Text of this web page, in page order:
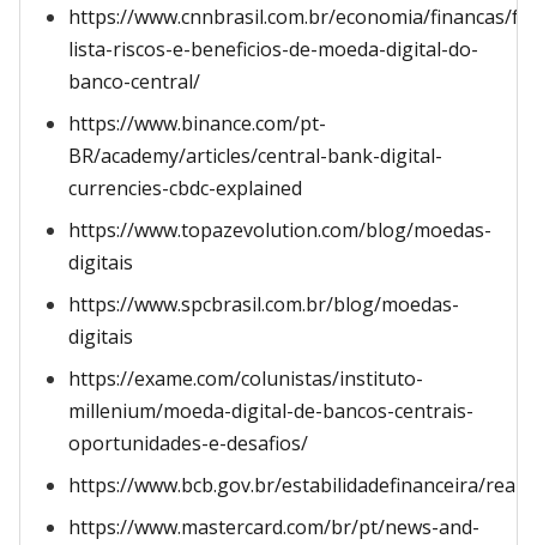
https://www.cnnbrasil.com.br/economia/financas/
lista-riscos-e-beneficios-de-moeda-digital-do-
banco-central/
https://www.binance.com/pt-
BR/academy/articles/central-bank-digital-
currencies-cbdc-explained
https://www.topazevolution.com/blog/moedas-
digitais
https://www.spcbrasil.com.br/blog/moedas-
digitais
https://exame.com/colunistas/instituto-
millenium/moeda-digital-de-bancos-centrais-
oportunidades-e-desafios/
https://www.bcb.gov.br/estabilidadefinanceira/
https://www.mastercard.com/br/pt/news-and-